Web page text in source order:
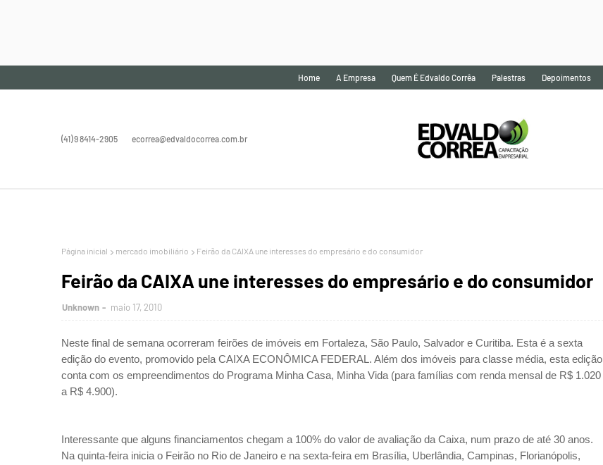
Home A Empresa Quem É Edvaldo Corrêa Palestras Depoimentos
(41) 9 8414-2905 ecorrea@edvaldocorrea.com.br
Página inicial mercado imobiliário Feirão da CAIXA une interesses do empresário e do consumidor
Feirão da CAIXA une interesses do empresário e do consumidor
Unknown maio 17, 2010
Neste final de semana ocorreram feirões de imóveis em Fortaleza, São Paulo, Salvador e Curitiba. Esta é a sexta
edição do evento, promovido pela CAIXA ECONÔMICA FEDERAL. Além dos imóveis para classe média, esta edição
conta com os empreendimentos do Programa Minha Casa, Minha Vida (para famílias com renda mensal de R$ 1.020
a R$ 4.900).
Interessante que alguns financiamentos chegam a 100% do valor de avaliação da Caixa, num prazo de até 30 anos.
Na quinta-feira inicia o Feirão no Rio de Janeiro e na sexta-feira em Brasília, Uberlândia, Campinas, Florianópolis,